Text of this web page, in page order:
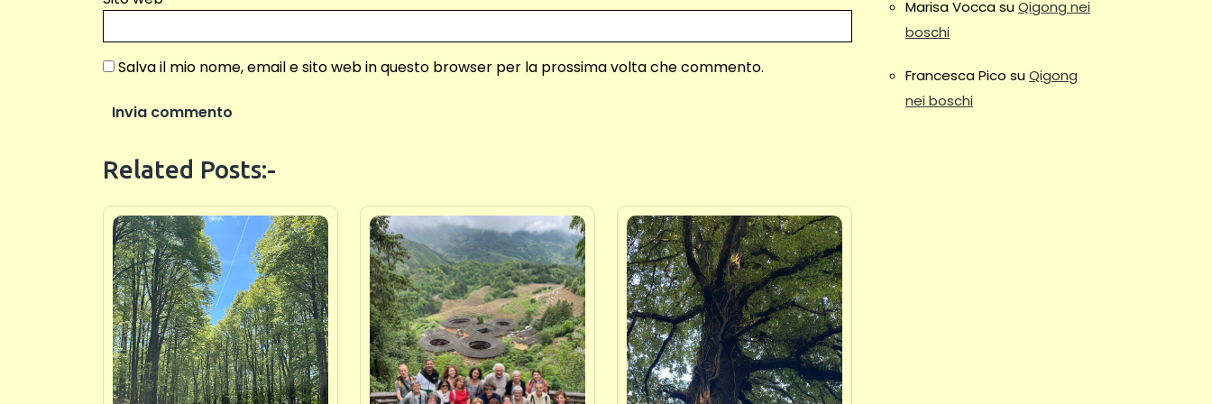
Salva il mio nome, email e sito web in questo browser per la prossima volta che commento.
Related Posts:-
Marisa VoccasuQigong nei
boschi
Francesca Pico suQigong
nei boschi